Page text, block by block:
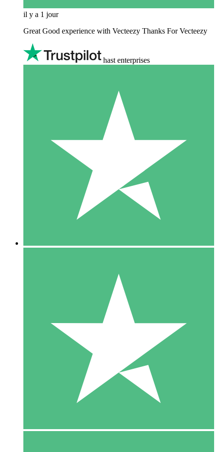
il y a 1 jour
Great Good experience with Vecteezy Thanks For Vecteezy
hast enterprises